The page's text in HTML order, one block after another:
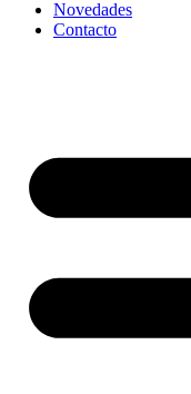
Novedades
Contacto